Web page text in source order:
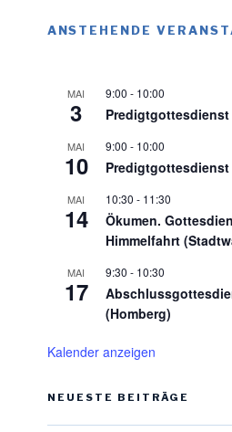
ANSTEHENDE
MAI
3
9:00 - 10:00
Predigtgottesdienst
MAI
10
9:00 - 10:00
Predigtgottesdienst
MAI
14
10:30 - 11:30
Ökumen.
Himmelfahrt
MAI
17
9:30 - 10:30
(Homberg)
Kalender anzeigen
NEUESTE BEITRÄGE